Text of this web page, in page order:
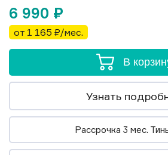
6 990 ₽
от 1 165 ₽/мес.
В
Узнать
Рассрочка 3 мес.